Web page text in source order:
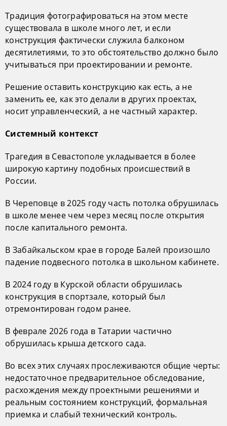
Традиция фотографироваться на этом месте
существовала в школе много лет, и если
конструкция фактически служила балконом
десятилетиями, то это обстоятельство должно было
учитываться при проектировании и ремонте.
Решение оставить конструкцию как есть, а не
заменить ее, как это делали в других проектах,
носит управленческий, а не частный характер.
Системный контекст
Трагедия в Севастополе укладывается в более
широкую картину подобных происшествий в
России.
В Череповце в 2025 году часть потолка обрушилась
в школе менее чем через месяц после открытия
после капитального ремонта.
В Забайкальском крае в городе Балей произошло
падение подвесного потолка в школьном кабинете.
В 2024 году в Курской области обрушилась
конструкция в спортзале, который был
отремонтирован годом ранее.
В феврале 2026 года в Татарии частично
обрушилась крыша детского сада.
Во всех этих случаях прослеживаются общие черты:
недостаточное предварительное обследование,
расхождения между проектными решениями и
реальным состоянием конструкций, формальная
приемка и слабый технический контроль.